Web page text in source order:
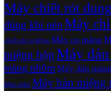
Máy chiết rót
dùng khí nénMáy
chiết rót tự động Máy co màng
miệng hộpMáy
màng nhôm Máy dán
dậm chân Máy hàn miệng